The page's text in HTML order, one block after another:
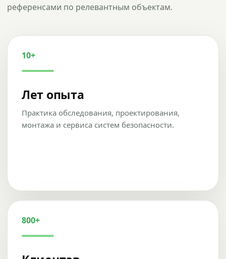
референсами по релевантным объектам.
10+
Лет опыта
Практика обследования, проектирования,
монтажа и сервиса систем безопасности.
800+